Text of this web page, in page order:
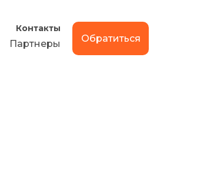
Контакты
Партнеры Обратиться